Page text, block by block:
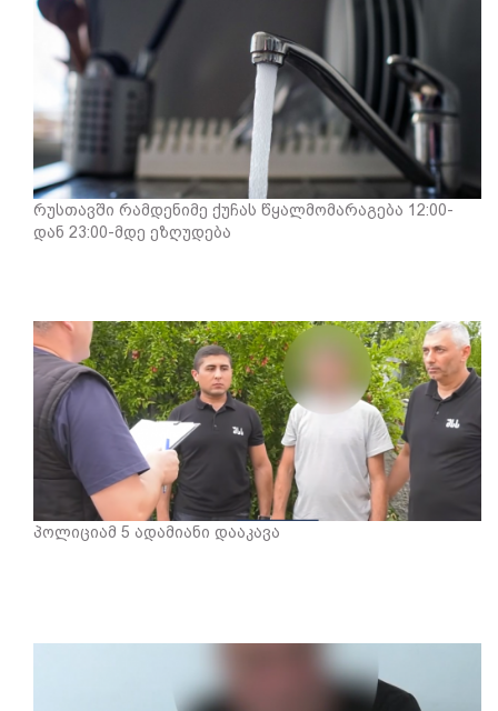
რუსთავში რამდენიმე ქუჩას წყალმომარაგება 12:00-
დან 23:00-მდე ეზღუდება
პოლიციამ 5 ადამიანი დააკავა